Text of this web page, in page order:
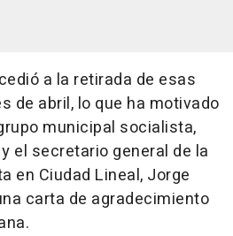
a la retirada de esas
de abril, lo que ha motivado
municipal socialista,
el secretario general de la
en Ciudad Lineal, Jorge
carta de agradecimiento